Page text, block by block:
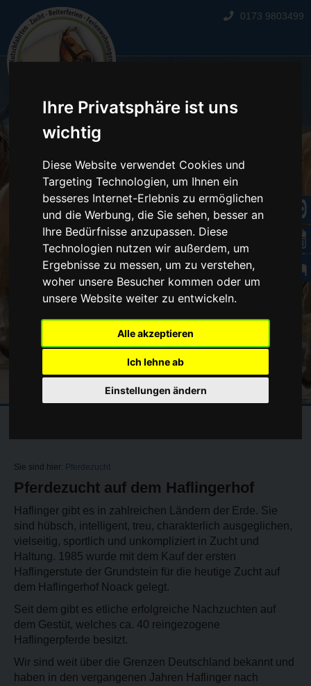
Ihre Privatsphäre ist uns
wichtig
Diese Website verwendet Cookies und
Targeting Technologien, um Ihnen ein
besseres Internet-Erlebnis zu ermöglichen
und die Werbung, die Sie sehen, besser an
Ihre Bedürfnisse anzupassen. Diese
Technologien nutzen wir außerdem, um
Ergebnisse zu messen, um zu verstehen,
woher unsere Besucher kommen oder um
unsere Website weiter zu entwickeln.
Alle akzeptieren
Ich lehne ab
Einstellungen ändern
0173 9803499
Sie sind hier: Pferdezucht
Pferdezucht auf dem Haflingerhof
Haflinger gibt es in zahlreichen Ländern der Erde. Sie
sind hübsch, intelligent, treu, charakterlich ausgeglichen,
vielseitig, sportlich und unkompliziert in Zucht und
Haltung. 1985 wurde mit dem Kauf der ersten
Haflingerstute der Grundstein für die heutige Zucht auf
dem Haflingerhof Noack gelegt.
Seit dem gibt es etliche erfolgreiche Nachzuchten auf
dem Gestüt, welches ca. 40 reingezogene
Haflingerpferde besitzt.
Wir sind weit über die Grenzen Deutschland bekannt und
haben in den vergangenen Jahren Haflinger nach